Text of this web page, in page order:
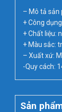
– Mô tả sản
+ Công
+ Chất liệu:
+ Màu sắc:
– Xuất xứ:
-Quy cách:
Sản